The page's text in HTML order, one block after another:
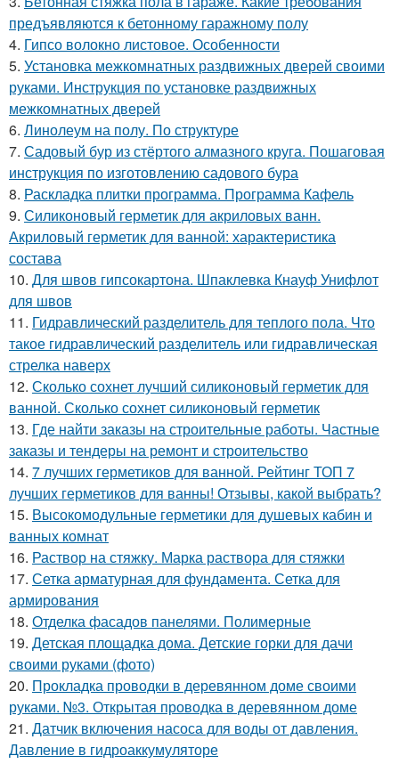
предъявляются к бетонному гаражному полу
4. Гипсо волокно листовое. Особенности
5. Установка межкомнатных раздвижных дверей своими
руками. Инструкция по установке раздвижных
межкомнатных дверей
6. Линолеум на полу. По структуре
7. Садовый бур из стёртого алмазного круга. Пошаговая
инструкция по изготовлению садового бура
8. Раскладка плитки программа. Программа Кафель
9. Силиконовый герметик для акриловых ванн.
Акриловый герметик для ванной: характеристика
состава
10. Для швов гипсокартона. Шпаклевка Кнауф Унифлот
для швов
11. Гидравлический разделитель для теплого пола. Что
такое гидравлический разделитель или гидравлическая
стрелка наверх
12. Сколько сохнет лучший силиконовый герметик для
ванной. Сколько сохнет силиконовый герметик
13. Где найти заказы на строительные работы. Частные
заказы и тендеры на ремонт и строительство
14. 7 лучших герметиков для ванной. Рейтинг ТОП 7
лучших герметиков для ванны! Отзывы, какой выбрать?
15. Высокомодульные герметики для душевых кабин и
ванных комнат
16. Раствор на стяжку. Марка раствора для стяжки
17. Сетка арматурная для фундамента. Сетка для
армирования
18. Отделка фасадов панелями. Полимерные
19. Детская площадка дома. Детские горки для дачи
своими руками (фото)
20. Прокладка проводки в деревянном доме своими
руками. №3. Открытая проводка в деревянном доме
21. Датчик включения насоса для воды от давления.
Давление в гидроаккумуляторе